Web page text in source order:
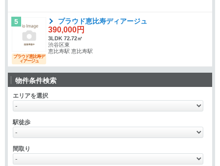
5
プラウド恵比寿デ
ィアージュ
プラウド恵比寿ディアージュ
390,000円
3LDK 72.72㎡
渋谷区東
恵比寿駅 恵比寿駅
物件条件検索
エリアを選択
駅徒歩
間取り